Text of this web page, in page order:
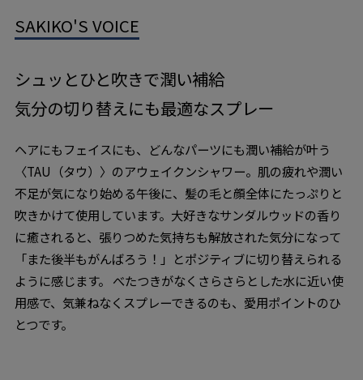
SAKIKO'S VOICE
シュッとひと吹きで潤い補給
気分の切り替えにも最適なスプレー
ヘアにもフェイスにも、どんなパーツにも潤い補給が叶う
〈TAU（タウ）〉のアウェイクンシャワー。肌の疲れや潤い
不足が気になり始める午後に、髪の毛と顔全体にたっぷりと
吹きかけて使用しています。大好きなサンダルウッドの香り
に癒されると、張りつめた気持ちも解放された気分になって
「また後半もがんばろう！」とポジティブに切り替えられる
ように感じます。 べたつきがなくさらさらとした水に近い使
用感で、気兼ねなくスプレーできるのも、愛用ポイントのひ
とつです。